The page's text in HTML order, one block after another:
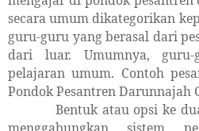
secara umum dikategorikan
guru-guru yang berasal dari
dari luar. Umumnya,
pelajaran umum. Contoh
Pondok Pesantren Darunnajah
Bentuk atau opsi ke